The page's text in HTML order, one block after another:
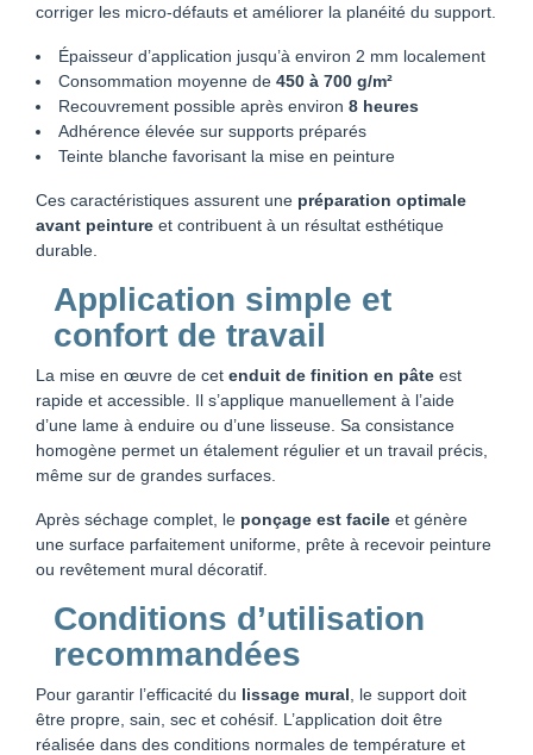
corriger les micro-défauts et améliorer la planéité du support.
Épaisseur d’application jusqu’à environ 2 mm localement
Consommation moyenne de 450 à 700 g/m²
Recouvrement possible après environ 8 heures
Adhérence élevée sur supports préparés
Teinte blanche favorisant la mise en peinture
Ces caractéristiques assurent une préparation optimale
avant peinture et contribuent à un résultat esthétique
durable.
Application simple et
confort de travail
La mise en œuvre de cet enduit de finition en pâte est
rapide et accessible. Il s’applique manuellement à l’aide
d’une lame à enduire ou d’une lisseuse. Sa consistance
homogène permet un étalement régulier et un travail précis,
même sur de grandes surfaces.
Après séchage complet, le ponçage est facile et génère
une surface parfaitement uniforme, prête à recevoir peinture
ou revêtement mural décoratif.
Conditions d’utilisation
recommandées
Pour garantir l’efficacité du lissage mural , le support doit
être propre, sain, sec et cohésif. L’application doit être
réalisée dans des conditions normales de température et